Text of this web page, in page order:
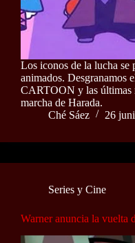
Los iconos de la lucha se
animados. Desgranamos
CARTOON y las últimas
marcha de Harada.
Ché Sáez
26
Series y Cine
Warner anuncia la vuelta